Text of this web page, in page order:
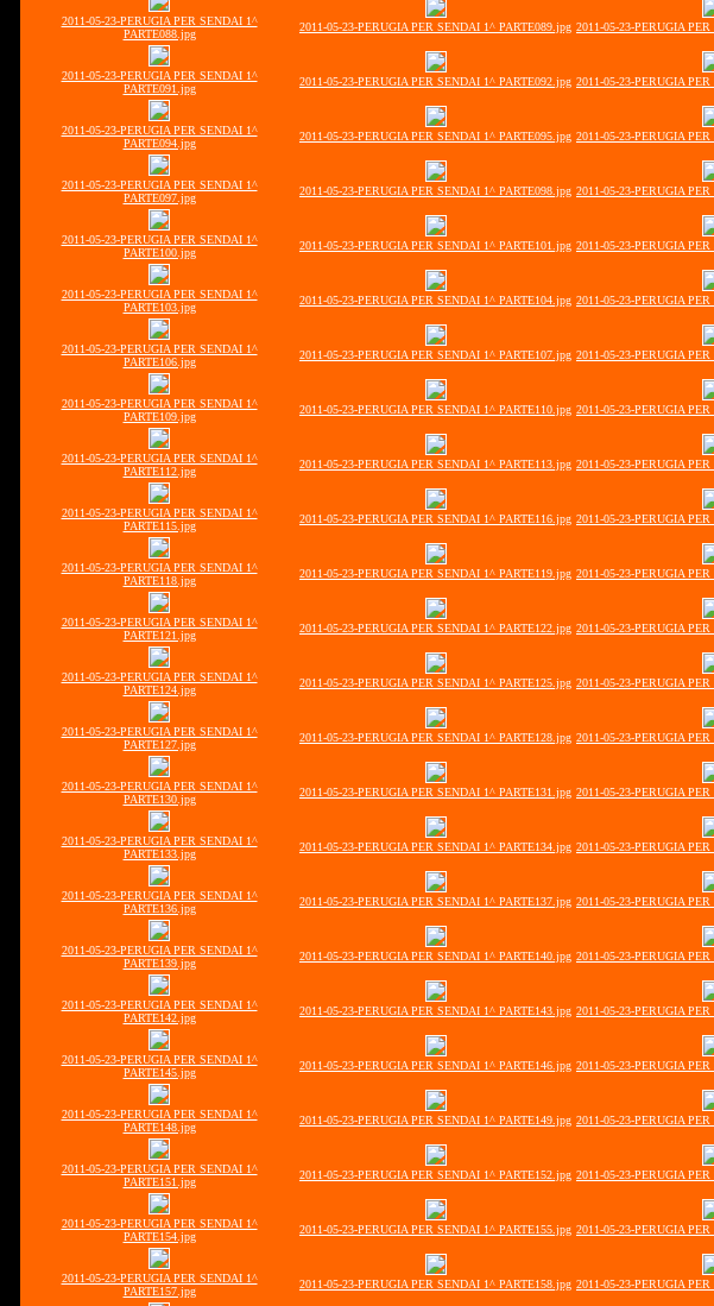
2011-05-23-PERUGIA PER SENDAI 1^
PARTE088.jpg
2011-05-23-PERUGIA PER SENDAI 1^ PARTE089.jpg 2011-05-23-PERUGIA
2011-05-23-PERUGIA PER SENDAI 1^
PARTE091.jpg
2011-05-23-PERUGIA PER SENDAI 1^ PARTE092.jpg 2011-05-23-PERUGIA
2011-05-23-PERUGIA PER SENDAI 1^
PARTE094.jpg
2011-05-23-PERUGIA PER SENDAI 1^ PARTE095.jpg 2011-05-23-PERUGIA
2011-05-23-PERUGIA PER SENDAI 1^
PARTE097.jpg
2011-05-23-PERUGIA PER SENDAI 1^ PARTE098.jpg 2011-05-23-PERUGIA
2011-05-23-PERUGIA PER SENDAI 1^
PARTE100.jpg
2011-05-23-PERUGIA PER SENDAI 1^ PARTE101.jpg 2011-05-23-PERUGIA
2011-05-23-PERUGIA PER SENDAI 1^
PARTE103.jpg
2011-05-23-PERUGIA PER SENDAI 1^ PARTE104.jpg 2011-05-23-PERUGIA
2011-05-23-PERUGIA PER SENDAI 1^
PARTE106.jpg
2011-05-23-PERUGIA PER SENDAI 1^ PARTE107.jpg 2011-05-23-PERUGIA
2011-05-23-PERUGIA PER SENDAI 1^
PARTE109.jpg
2011-05-23-PERUGIA PER SENDAI 1^ PARTE110.jpg 2011-05-23-PERUGIA
2011-05-23-PERUGIA PER SENDAI 1^
PARTE112.jpg
2011-05-23-PERUGIA PER SENDAI 1^ PARTE113.jpg 2011-05-23-PERUGIA
2011-05-23-PERUGIA PER SENDAI 1^
PARTE115.jpg
2011-05-23-PERUGIA PER SENDAI 1^ PARTE116.jpg 2011-05-23-PERUGIA
2011-05-23-PERUGIA PER SENDAI 1^
PARTE118.jpg
2011-05-23-PERUGIA PER SENDAI 1^ PARTE119.jpg 2011-05-23-PERUGIA
2011-05-23-PERUGIA PER SENDAI 1^
PARTE121.jpg
2011-05-23-PERUGIA PER SENDAI 1^ PARTE122.jpg 2011-05-23-PERUGIA
2011-05-23-PERUGIA PER SENDAI 1^
PARTE124.jpg
2011-05-23-PERUGIA PER SENDAI 1^ PARTE125.jpg 2011-05-23-PERUGIA
2011-05-23-PERUGIA PER SENDAI 1^
PARTE127.jpg
2011-05-23-PERUGIA PER SENDAI 1^ PARTE128.jpg 2011-05-23-PERUGIA
2011-05-23-PERUGIA PER SENDAI 1^
PARTE130.jpg
2011-05-23-PERUGIA PER SENDAI 1^ PARTE131.jpg 2011-05-23-PERUGIA
2011-05-23-PERUGIA PER SENDAI 1^
PARTE133.jpg
2011-05-23-PERUGIA PER SENDAI 1^ PARTE134.jpg 2011-05-23-PERUGIA
2011-05-23-PERUGIA PER SENDAI 1^
PARTE136.jpg
2011-05-23-PERUGIA PER SENDAI 1^ PARTE137.jpg 2011-05-23-PERUGIA
2011-05-23-PERUGIA PER SENDAI 1^
PARTE139.jpg
2011-05-23-PERUGIA PER SENDAI 1^ PARTE140.jpg 2011-05-23-PERUGIA
2011-05-23-PERUGIA PER SENDAI 1^
PARTE142.jpg
2011-05-23-PERUGIA PER SENDAI 1^ PARTE143.jpg 2011-05-23-PERUGIA
2011-05-23-PERUGIA PER SENDAI 1^
PARTE145.jpg
2011-05-23-PERUGIA PER SENDAI 1^ PARTE146.jpg 2011-05-23-PERUGIA
2011-05-23-PERUGIA PER SENDAI 1^
PARTE148.jpg
2011-05-23-PERUGIA PER SENDAI 1^ PARTE149.jpg 2011-05-23-PERUGIA
2011-05-23-PERUGIA PER SENDAI 1^
PARTE151.jpg
2011-05-23-PERUGIA PER SENDAI 1^ PARTE152.jpg 2011-05-23-PERUGIA
2011-05-23-PERUGIA PER SENDAI 1^
PARTE154.jpg
2011-05-23-PERUGIA PER SENDAI 1^ PARTE155.jpg 2011-05-23-PERUGIA
2011-05-23-PERUGIA PER SENDAI 1^
PARTE157.jpg
2011-05-23-PERUGIA PER SENDAI 1^ PARTE158.jpg 2011-05-23-PERUGIA